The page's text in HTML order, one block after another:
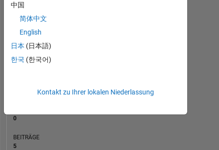
03/20
11/20
07/21
03/22
11/22
07/23
03/24
11/24
07/25
03/26
01/21
11/21
09/22
05/24
03/25
01/26
RANG
0
BEITRÄGE
5
中国
简体中文
English
日本 (日本語)
한국 (한국어)
Kontakt zu Ihrer lokalen Niederlassung